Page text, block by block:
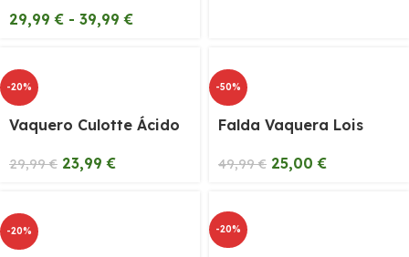
29,99€ - 39,99€
-20%
Vaquero Culotte Ácido
29,99€ 23,99€
-50%
Falda Vaquera Lois
49,99€ 25,00€
-20% -20%